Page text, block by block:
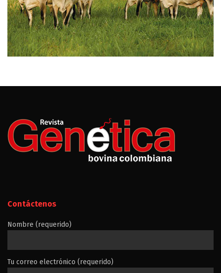
Contáctenos
Nombre (requerido)
Tu correo electrónico (requerido)